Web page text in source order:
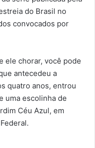
do Brasil no
convocados por
ele chorar, você pode
antecedeu a
quatro anos, entrou
uma escolinha de
Céu Azul, em